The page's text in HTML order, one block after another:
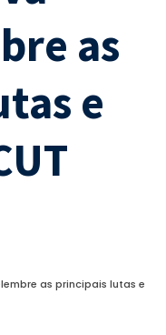
as
e
as principais lutas e